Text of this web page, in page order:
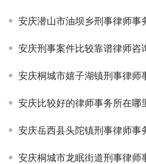
安庆潜山市油坝乡刑事律师事
安庆刑事案件比较靠谱律师咨
安庆桐城市嬉子湖镇刑事律师
安庆比较好的律师事务所在哪
安庆岳西县头陀镇刑事律师事
安庆桐城市龙眠街道刑事律师